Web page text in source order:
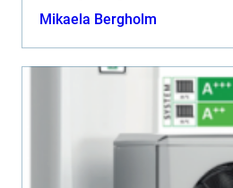
naturligt sökord men hur
Mikaela Bergholm